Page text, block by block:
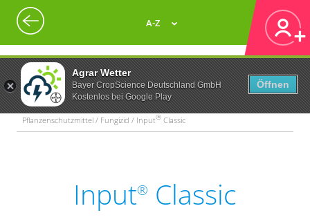
Agrar Wetter
Bayer CropScience Deutschland GmbH
Kostenlos bei Google Play
Öffnen
A-Z
Pflanzenschutzmittel / Fungizid / Input® Classic
Input® Classic